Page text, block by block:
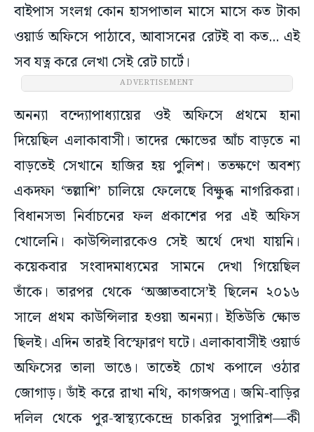
বাইপাস সংলগ্ন কোন হাসপাতাল মাসে মাসে কত টাকা
ওয়ার্ড অফিসে পাঠাবে, আবাসনের রেটই বা কত... এই
সব যত্ন করে লেখা সেই রেট চার্টে।
ADVERTISEMENT
অনন্যা বন্দ্যোপাধ্যায়ের ওই অফিসে প্রথমে হানা
দিয়েছিল এলাকাবাসী। তাদের ক্ষোভের আঁচ বাড়তে না
বাড়তেই সেখানে হাজির হয় পুলিশ। ততক্ষণে অবশ্য
একদফা ‘তল্লাশি’ চালিয়ে ফেলেছে বিক্ষুব্ধ নাগরিকরা।
বিধানসভা নির্বাচনের ফল প্রকাশের পর এই অফিস
খোলেনি। কাউন্সিলারকেও সেই অর্থে দেখা যায়নি।
কয়েকবার সংবাদমাধ্যমের সামনে দেখা গিয়েছিল
তাঁকে। তারপর থেকে ‘অজ্ঞাতবাসে’ই ছিলেন ২০১৬
সালে প্রথম কাউন্সিলার হওয়া অনন্যা। ইতিউতি ক্ষোভ
ছিলই। এদিন তারই বিস্ফোরণ ঘটে। এলাকাবাসীই ওয়ার্ড
অফিসের তালা ভাঙে। তাতেই চোখ কপালে ওঠার
জোগাড়। ডাঁই করে রাখা নথি, কাগজপত্র। জমি-বাড়ির
দলিল থেকে পুর-স্বাস্থ্যকেন্দ্রে চাকরির সুপারিশ—কী